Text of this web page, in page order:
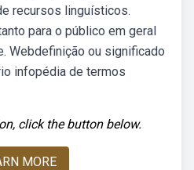
recursos linguísticos.
para o público em geral
Webdefinição ou significado
infopédia de termos
click the button below.
MORE